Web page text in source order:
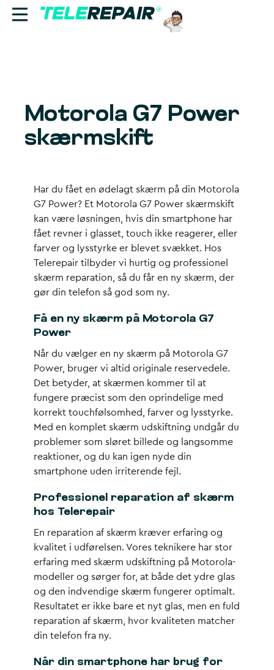
Find butik
Ring til os:
+45 70 60 55 90
Motorola G7 Power
skærmskift
Har du fået en ødelagt skærm på din Motorola
G7 Power? Et Motorola G7 Power skærmskift
kan være løsningen, hvis din smartphone har
fået revner i glasset, touch ikke reagerer, eller
farver og lysstyrke er blevet svækket. Hos
Telerepair tilbyder vi hurtig og professionel
skærm reparation, så du får en ny skærm, der
gør din telefon så god som ny.
Få en ny skærm på Motorola G7
Power
Når du vælger en ny skærm på Motorola G7
Power, bruger vi altid originale reservedele.
Det betyder, at skærmen kommer til at
fungere præcist som den oprindelige med
korrekt touchfølsomhed, farver og lysstyrke.
Med en komplet skærm udskiftning undgår du
problemer som sløret billede og langsomme
reaktioner, og du kan igen nyde din
smartphone uden irriterende fejl.
Professionel reparation af skærm
hos Telerepair
En reparation af skærm kræver erfaring og
kvalitet i udførelsen. Vores teknikere har stor
erfaring med skærm udskiftning på Motorola-
modeller og sørger for, at både det ydre glas
og den indvendige skærm fungerer optimalt.
Resultatet er ikke bare et nyt glas, men en fuld
reparation af skærm, hvor kvaliteten matcher
din telefon fra ny.
Når din smartphone har brug for